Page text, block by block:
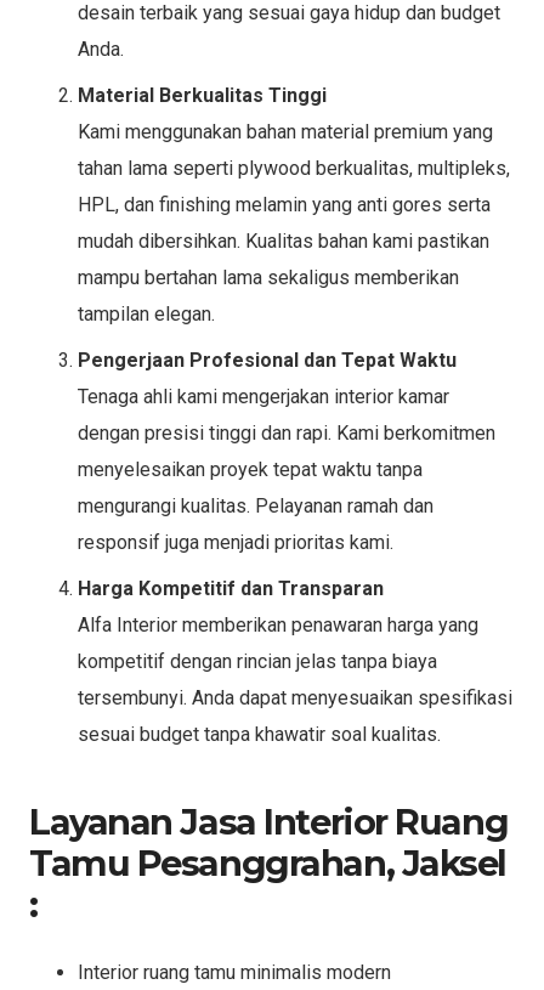
desain terbaik yang sesuai gaya hidup dan budget
Anda.
Material Berkualitas Tinggi
Kami menggunakan bahan material premium yang
tahan lama seperti plywood berkualitas, multipleks,
HPL, dan finishing melamin yang anti gores serta
mudah dibersihkan. Kualitas bahan kami pastikan
mampu bertahan lama sekaligus memberikan
tampilan elegan.
Pengerjaan Profesional dan Tepat Waktu
Tenaga ahli kami mengerjakan interior kamar
dengan presisi tinggi dan rapi. Kami berkomitmen
menyelesaikan proyek tepat waktu tanpa
mengurangi kualitas. Pelayanan ramah dan
responsif juga menjadi prioritas kami.
Harga Kompetitif dan Transparan
Alfa Interior memberikan penawaran harga yang
kompetitif dengan rincian jelas tanpa biaya
tersembunyi. Anda dapat menyesuaikan spesifikasi
sesuai budget tanpa khawatir soal kualitas.
Layanan Jasa Interior Ruang
Tamu Pesanggrahan, Jaksel
:
Interior ruang tamu minimalis modern